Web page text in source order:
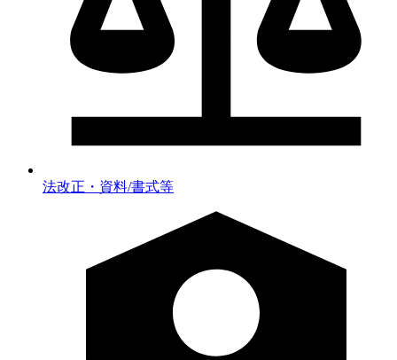
法改正・資料/書式等